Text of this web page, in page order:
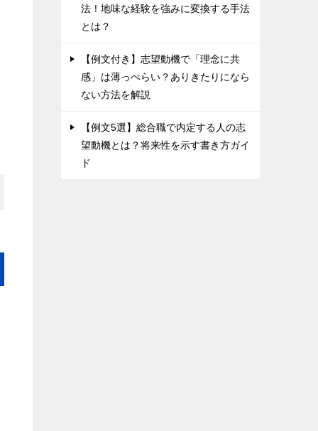
法！地味な経験を強みに変換する手法
とは？
【例文付き】志望動機で「理念に共
感」は薄っぺらい？ありきたりになら
ない方法を解説
【例文5選】総合職で内定する人の志
望動機とは？将来性を示す書き方ガイ
ド